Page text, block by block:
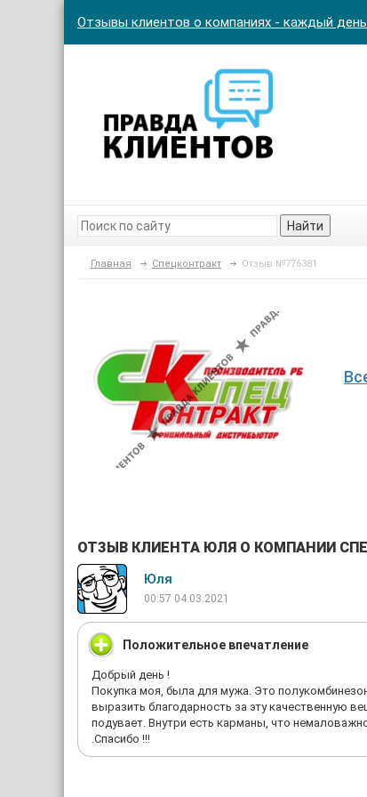
Отзывы клиентов о компаниях - каждый
Найти
Главная Спецконтракт Отзыв №776381
ОТЗЫВ КЛИЕНТА ЮЛЯ О КОМПАНИИ
Юля
00:57 04.03.2021
Положительное впечатление
Добрый день !
Покупка моя, была для мужа. Это
выразить благодарность за эту качественную
подувает. Внутри есть карманы, что
.Спасибо !!!